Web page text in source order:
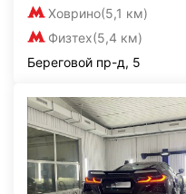
Ховрино(5,1 км)
Физтех(5,4 км)
Береговой пр-д, 5